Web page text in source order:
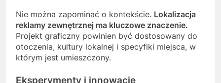
Nie można zapominać o kontekście. Lokalizacja
reklamy zewnętrznej ma kluczowe znaczenie.
Projekt graficzny powinien być dostosowany do
otoczenia, kultury lokalnej i specyfiki miejsca, w
którym jest umieszczony.
Eksperymenty i innowacje